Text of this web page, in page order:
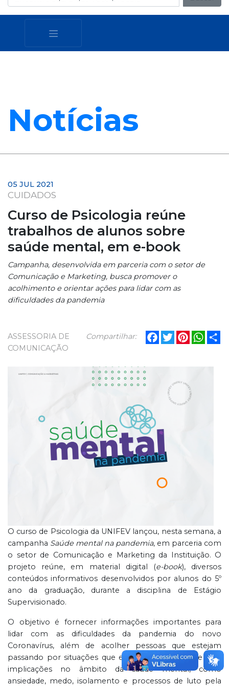
Notícias
05 JUL 2021
CUIDADOS
Curso de Psicologia reúne
trabalhos de alunos sobre
saúde mental, em e-book
Campanha, desenvolvida em parceria com o setor de
Comunicação e Marketing, busca promover o
acolhimento e orientar ações para lidar com as
dificuldades da pandemia
Compartilhar: Facebook
TwitterPinterest
ASSESSORIA DE
COMUNICAÇÃO
O curso de Psicologia da UNIFEV lançou, nesta semana, a
campanha Saúde mental na pandemia, em parceria com
o setor de Comunicação e Marketing da Instituição. O
projeto reúne, em material digital (e-book), diversos
conteúdos informativos desenvolvidos por alunos do 5º
ano da graduação, durante a disciplina de Estágio
Supervisionado.
O objetivo é fornecer informações importantes para
lidar com as dificuldades da pandemia do novo
Coronavírus, além de acolher pessoas que estejam
passando por situações que envolvam a doença e suas
implicações no âmbito da saúde mental, como
ansiedade, medo, isolamento e processos de luto pela